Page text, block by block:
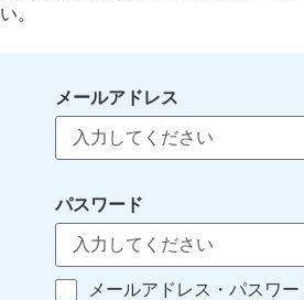
い。
メールアドレス
パスワード
メールアドレス・パスワ